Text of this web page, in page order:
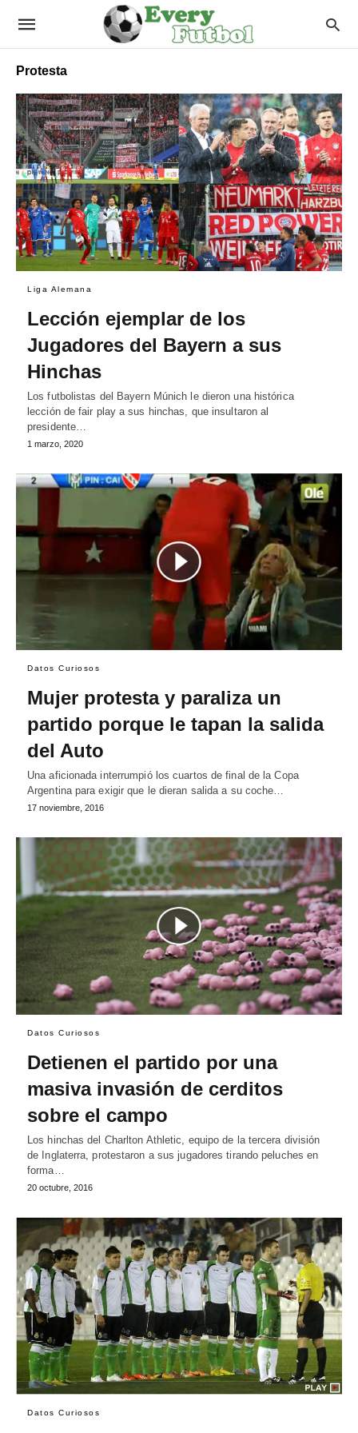
Protesta
Liga Alemana
Lección ejemplar de los
Jugadores del Bayern a sus
Hinchas
Los futbolistas del Bayern Múnich le dieron una histórica
lección de fair play a sus hinchas, que insultaron al
presidente…
1 marzo, 2020
Datos Curiosos
Mujer protesta y paraliza un
partido porque le tapan la salida
del Auto
Una aficionada interrumpió los cuartos de final de la Copa
Argentina para exigir que le dieran salida a su coche…
17 noviembre, 2016
Datos Curiosos
Detienen el partido por una
masiva invasión de cerditos
sobre el campo
Los hinchas del Charlton Athletic, equipo de la tercera división
de Inglaterra, protestaron a sus jugadores tirando peluches en
forma…
20 octubre, 2016
Datos Curiosos